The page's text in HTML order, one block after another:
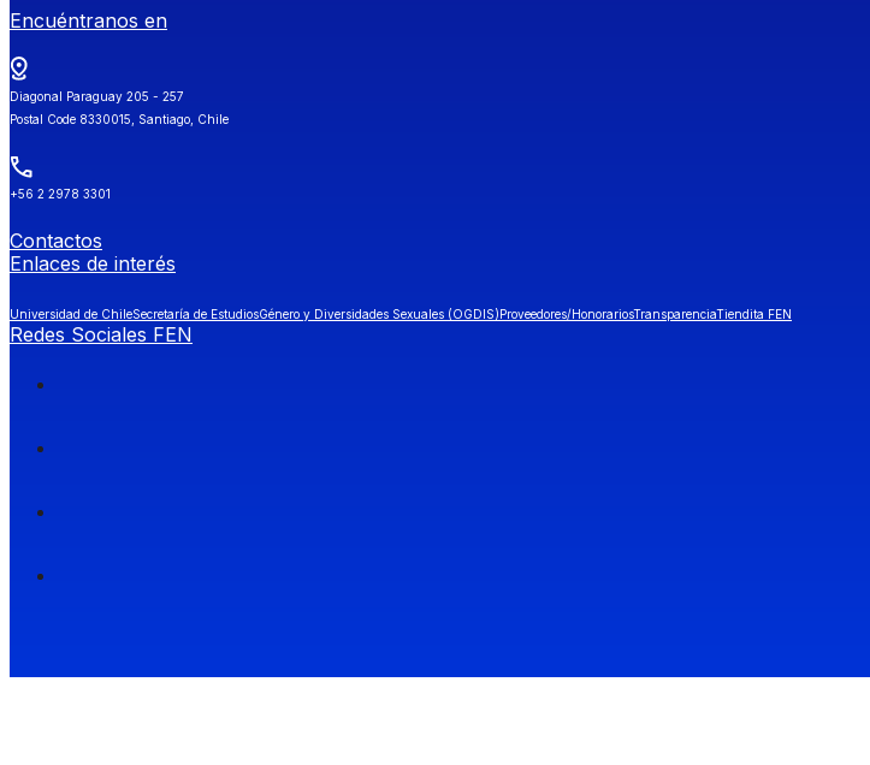
Encuéntranos en
Diagonal Paraguay 205 - 257
Postal Code 8330015, Santiago, Chile
+56 2 2978 3301
Contactos
Enlaces de interés
Universidad de ChileSecretaría de EstudiosGénero y Diversidades Sexuales (OGDIS)Proveedores/HonorariosTransparenciaTiendita FEN
Redes Sociales FEN